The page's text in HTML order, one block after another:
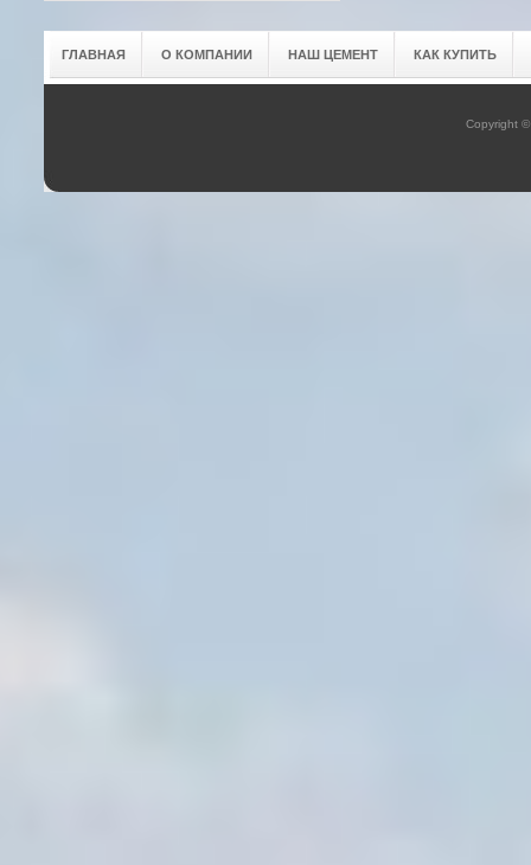
ГЛАВНАЯ О КОМПАНИИ НАШ ЦЕМЕНТ КАК КУПИТЬ
Copyright